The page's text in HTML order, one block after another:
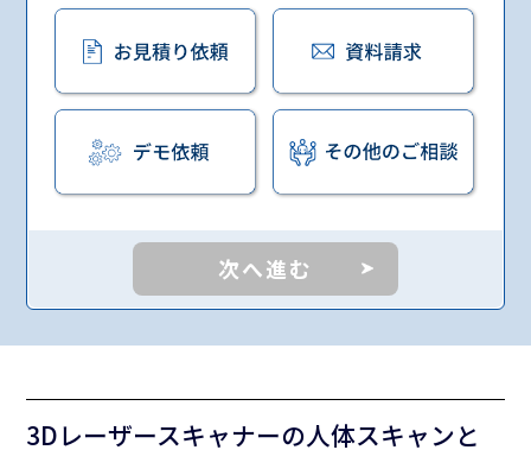
次へ進む
3Dレーザースキャナーの人体スキャンと